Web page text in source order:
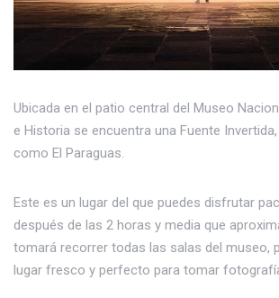
Ubicada en el patio central del Museo
e Historia se encuentra una Fuente
como El Paraguas.
Este es un lugar del que puedes disfrutar
después de las 2 horas y media que
tomará recorrer todas las salas del museo,
lugar fresco y perfecto para tomar